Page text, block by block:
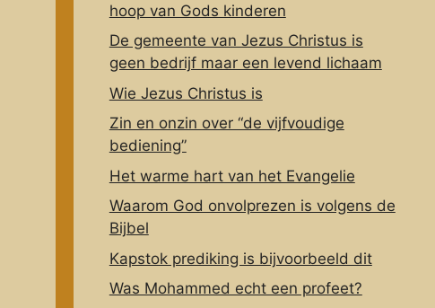
hoop van Gods kinderen
De gemeente van Jezus Christus is
geen bedrijf maar een levend lichaam
Wie Jezus Christus is
Zin en onzin over “de vijfvoudige
bediening”
Het warme hart van het Evangelie
Waarom God onvolprezen is volgens de
Bijbel
Kapstok prediking is bijvoorbeeld dit
Was Mohammed echt een profeet?